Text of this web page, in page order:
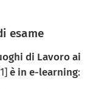
esame
di Lavoro ai
è in e-learning: